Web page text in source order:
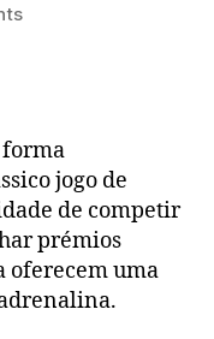
forma
jogo de
de competir
prémios
oferecem uma